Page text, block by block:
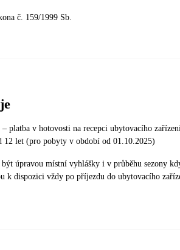
č. 159/1999 Sb.
platba v hotovosti na recepci ubytovacího
12 let (pro pobyty v období od 01.10.2025)
být úpravou místní vyhlášky i v průběhu sezony
k dispozici vždy po příjezdu do ubytovacího